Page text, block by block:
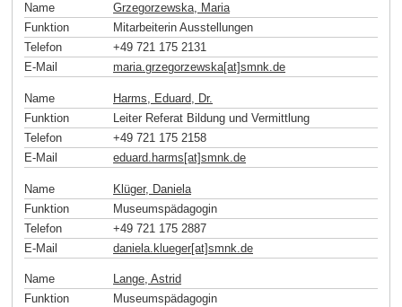
Name
Grzegorzewska, Maria
Funktion
Mitarbeiterin Ausstellungen
Telefon
+49 721 175 2131
E-Mail
maria.grzegorzewska[at]smnk.de
Name
Harms, Eduard, Dr.
Funktion
Leiter Referat Bildung und Vermittlung
Telefon
+49 721 175 2158
E-Mail
eduard.harms[at]smnk de
Name
Klüger, Daniela
Funktion
Museumspädagogin
Telefon
+49 721 175 2887
E-Mail
daniela.klueger[at]smnk de
Name
Lange, Astrid
Funktion
Museumspädagogin